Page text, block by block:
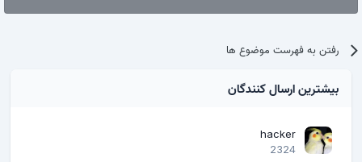
رفتن به فهرست موضوع ها
بیشترین ارسال کنندگان
hacker
2324